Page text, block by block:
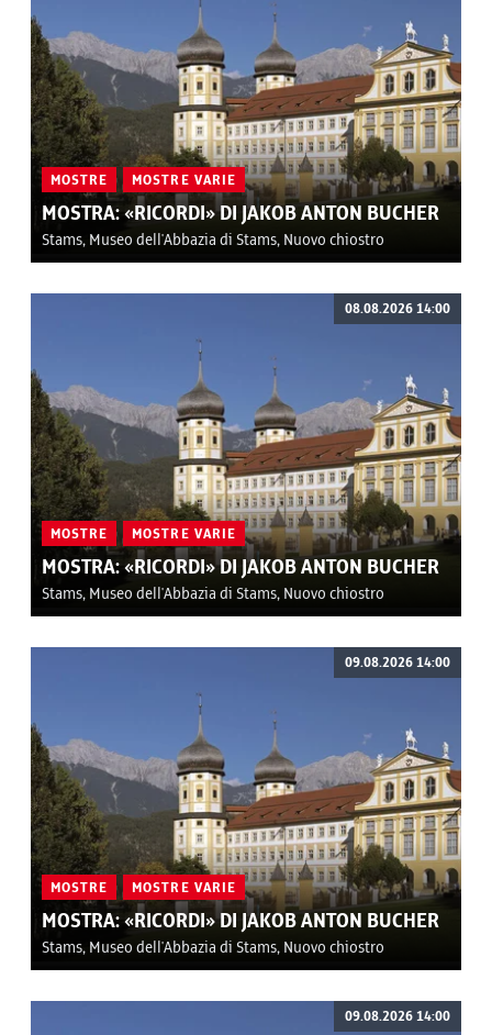
MOSTRE MOSTRE VARIE
MOSTRA: «RICORDI» DI JAKOB ANTON BUCHER
Stams, Museo dell'Abbazia di Stams, Nuovo chiostro
MOSTRE MOSTRE VARIE
MOSTRA: «RICORDI» DI JAKOB ANTON BUCHER
Stams, Museo dell'Abbazia di Stams, Nuovo chiostro
08.08.2026 14:00
MOSTRE MOSTRE VARIE
MOSTRA: «RICORDI» DI JAKOB ANTON BUCHER
Stams, Museo dell'Abbazia di Stams, Nuovo chiostro
09.08.2026 14:00
09.08.2026 14:00